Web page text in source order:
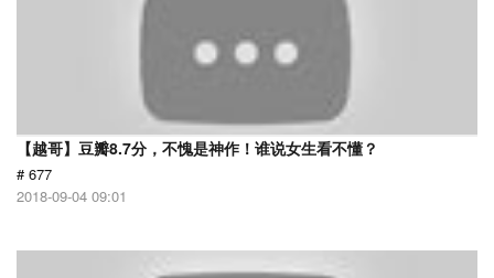
【越哥】豆瓣8.7分，不愧是神作！谁说女生看不懂？
# 677
2018-09-04 09:01